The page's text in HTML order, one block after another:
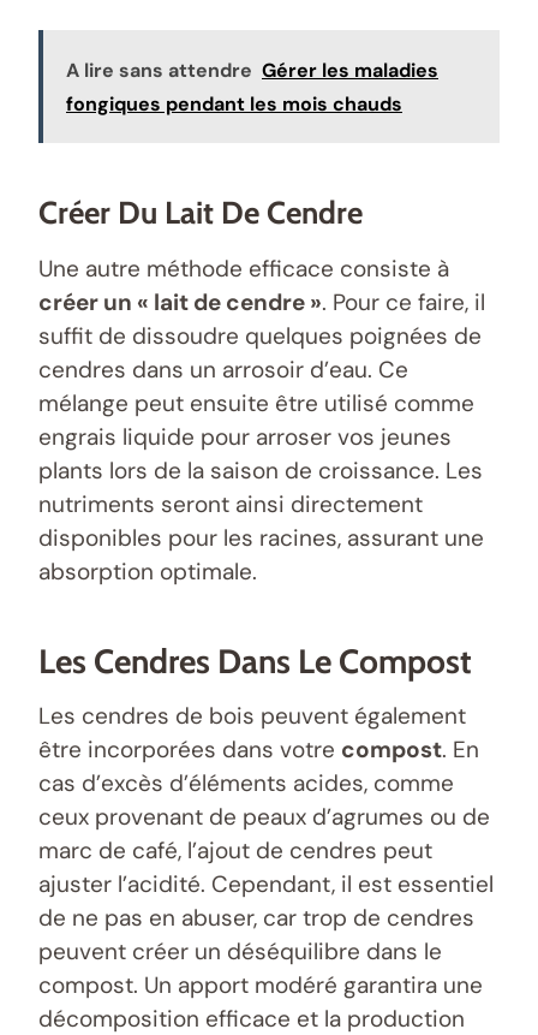
A lire sans attendre Gérer les maladies
fongiques pendant les mois chauds
Créer Du Lait De Cendre
Une autre méthode efficace consiste à
créer un « lait de cendre ». Pour ce faire, il
suffit de dissoudre quelques poignées de
cendres dans un arrosoir d’eau. Ce
mélange peut ensuite être utilisé comme
engrais liquide pour arroser vos jeunes
plants lors de la saison de croissance. Les
nutriments seront ainsi directement
disponibles pour les racines, assurant une
absorption optimale.
Les Cendres Dans Le Compost
Les cendres de bois peuvent également
être incorporées dans votre compost. En
cas d’excès d’éléments acides, comme
ceux provenant de peaux d’agrumes ou de
marc de café, l’ajout de cendres peut
ajuster l’acidité. Cependant, il est essentiel
de ne pas en abuser, car trop de cendres
peuvent créer un déséquilibre dans le
compost. Un apport modéré garantira une
décomposition efficace et la production